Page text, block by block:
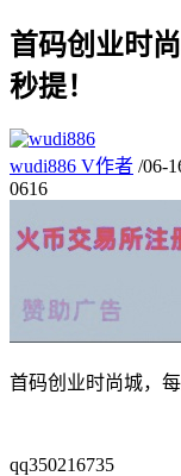
首码创业时
秒提！
wudi886 V作者 /06-
0616
首码创业时尚城，
qq350216735